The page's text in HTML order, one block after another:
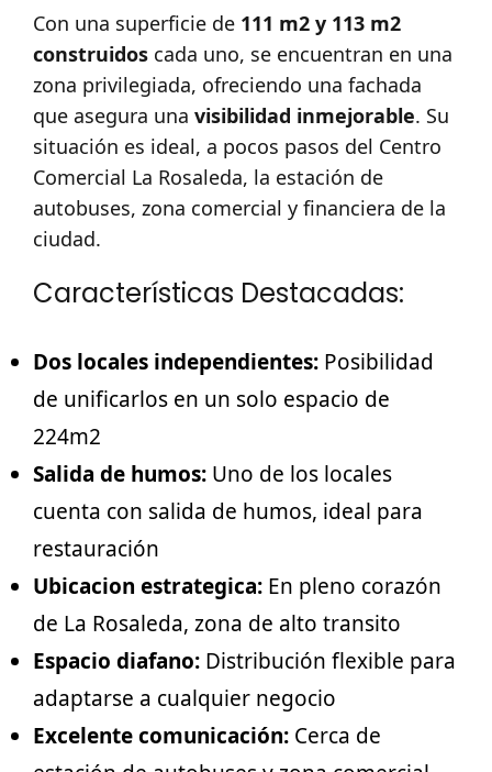
Con una superficie de 111 m2 y 113 m2
construidos cada uno, se encuentran en una
zona privilegiada, ofreciendo una fachada
que asegura una visibilidad inmejorable. Su
situación es ideal, a pocos pasos del Centro
Comercial La Rosaleda, la estación de
autobuses, zona comercial y financiera de la
ciudad.
Características Destacadas:
Dos locales independientes: Posibilidad
de unificarlos en un solo espacio de
224m2
Salida de humos: Uno de los locales
cuenta con salida de humos, ideal para
restauración
Ubicacion estrategica: En pleno corazón
de La Rosaleda, zona de alto transito
Espacio diafano: Distribución flexible para
adaptarse a cualquier negocio
Excelente comunicación: Cerca de